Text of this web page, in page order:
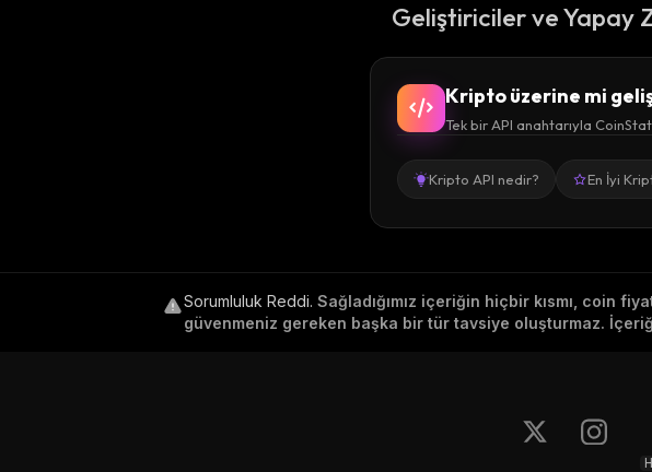
Geliştiriciler ve Yapay
Kripto üzerine mi
Tek bir API anahtarıyla
Kripto API nedir? En İyi
Sorumluluk Reddi. Sağladığımız içeriğin hiçbir kısmı, coin
güvenmeniz gereken başka bir tür tavsiye oluşturmaz.